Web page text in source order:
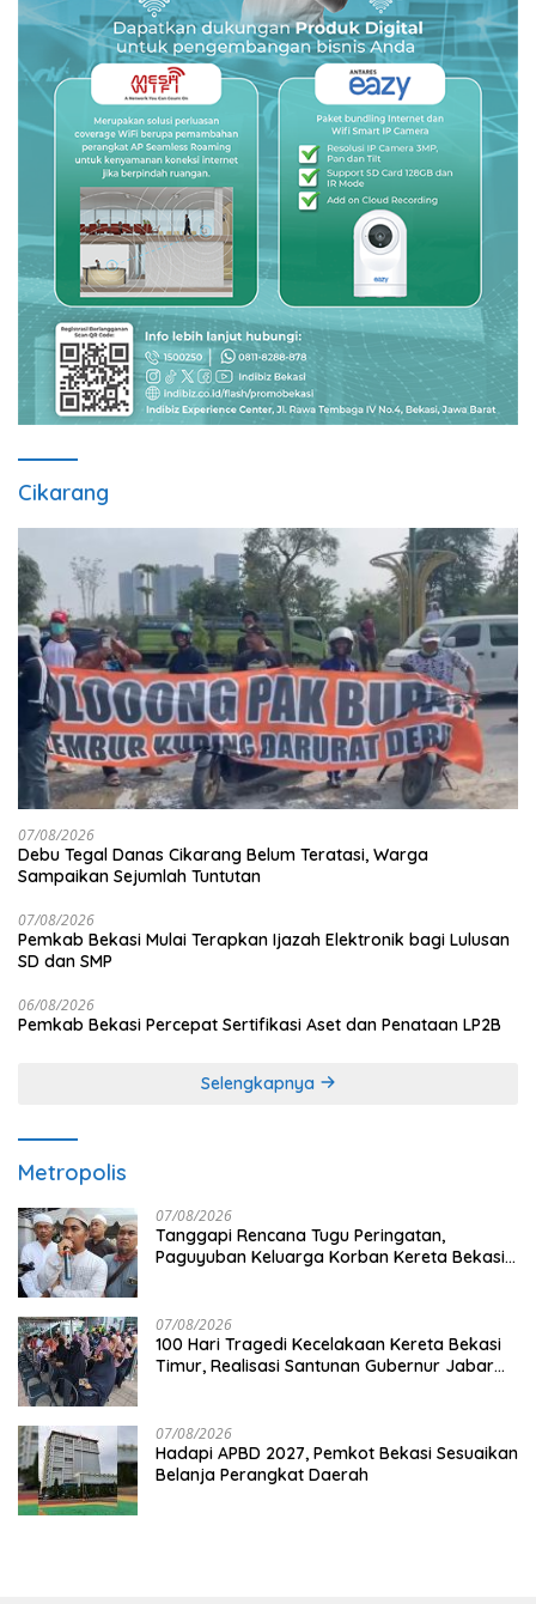
Cikarang
07/08/2026
Debu Tegal Danas Cikarang Belum Teratasi, Warga
Sampaikan Sejumlah Tuntutan
07/08/2026
Pemkab Bekasi Mulai Terapkan Ijazah Elektronik bagi Lulusan
SD dan SMP
06/08/2026
Pemkab Bekasi Percepat Sertifikasi Aset dan Penataan LP2B
Selengkapnya
Metropolis
07/08/2026
Tanggapi Rencana Tugu Peringatan,
Paguyuban Keluarga Korban Kereta Bekasi
07/08/2026
100 Hari Tragedi Kecelakaan Kereta Bekasi
Timur, Realisasi Santunan Gubernur Jabar
07/08/2026
Hadapi APBD 2027, Pemkot Bekasi Sesuaikan
Belanja Perangkat Daerah